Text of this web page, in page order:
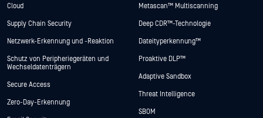
Cloud
Supply Chain Security
Netzwerk-Erkennung und -Reaktion
Schutz von Peripheriegeräten und
Wechseldatenträgern
Secure Access
Zero-Day-Erkennung
Metascan™ Multiscanning
Deep CDR™-Technologie
Dateityperkennung™
Proaktive DLP™
Adaptive Sandbox
Threat Intelligence
SBOM